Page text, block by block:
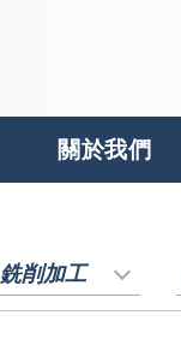
關於我們
銑削加工